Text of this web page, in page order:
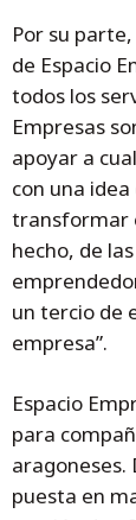
Por su
de Espacio
todos los
Empresas
apoyar a
con una
transformar
hecho, de
un tercio de
empresa”.
Espacio
para
aragoneses.
puesta en